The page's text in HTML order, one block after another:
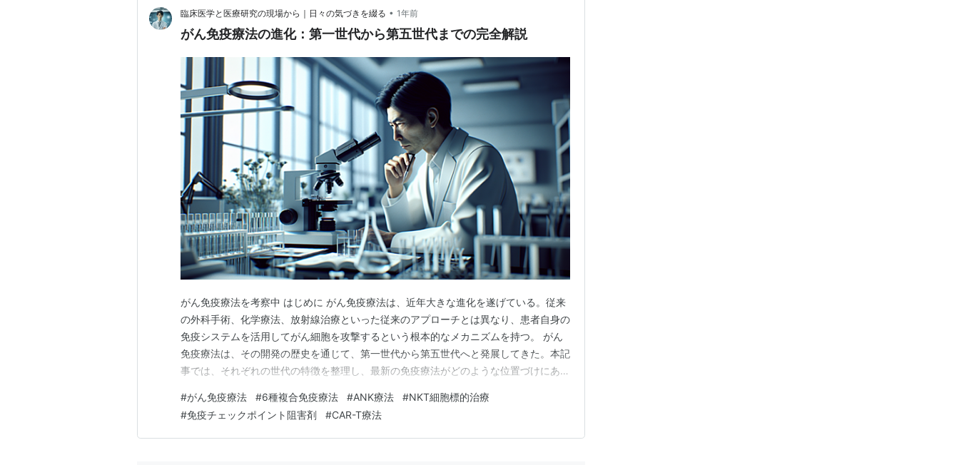
臨床医学と医療研究の現場から｜日々の気づきを綴る • 1年前
がん免疫療法の進化：第一世代から第五世代までの完全解説
がん免疫療法を考察中 はじめに がん免疫療法は、近年大きな進化を遂げている。従来
の外科手術、化学療法、放射線治療といった従来のアプローチとは異なり、患者自身の
免疫システムを活用してがん細胞を攻撃するという根本的なメカニズムを持つ。 がん
免疫療法は、その開発の歴史を通じて、第一世代から第五世代へと発展してきた。本記
事では、それぞれの世代の特徴を整理し、最新の免疫療法がどのような位置づけにある
疫全体を活性化することで、がん細胞への攻撃力を高めるアプローチ。がん細胞を特異
的に狙うわけではなく、免疫システム全体を活性化す…
#がん免疫療法 #6種複合免疫療法 #ANK療法 #NKT細胞標的治療
#免疫チェックポイント阻害剤 #CAR-T療法